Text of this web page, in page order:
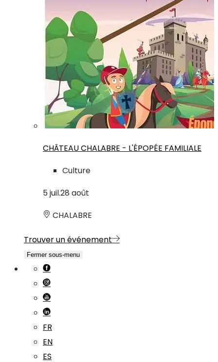
CHÂTEAU CHALABRE - L'ÉPOPÉE FAMILIALE
Culture
5 juil.28 août
CHALABRE
Trouver un événement
Fermer sous-menu
FR
EN
ES